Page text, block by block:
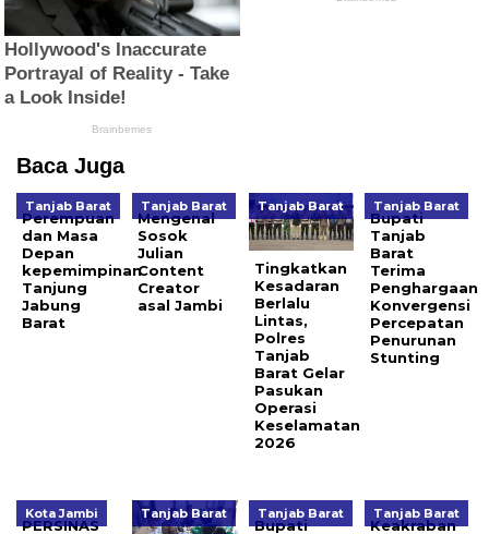
Baca Juga
Tanjab Barat
Perempuan
dan Masa
Depan
kepemimpinan
Tanjung
Jabung
Barat
Tanjab Barat
Mengenal
Sosok
Julian
Content
Creator
asal Jambi
Tanjab Barat
Tingkatkan
Kesadaran
Berlalu
Lintas,
Polres
Tanjab
Barat Gelar
Pasukan
Operasi
Keselamatan
2026
Tanjab Barat
Bupati
Tanjab
Barat
Terima
Penghargaan
Konvergensi
Percepatan
Penurunan
Stunting
Kota Jambi
PERSINAS
Tanjab Barat Tanjab Barat
Bupati
Tanjab Barat
Keakraban